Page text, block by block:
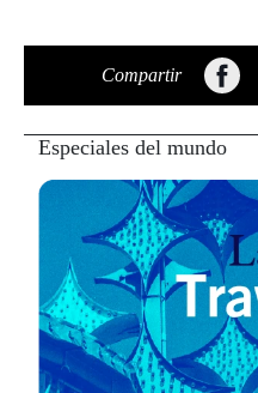
Compartir
Especiales del mundo